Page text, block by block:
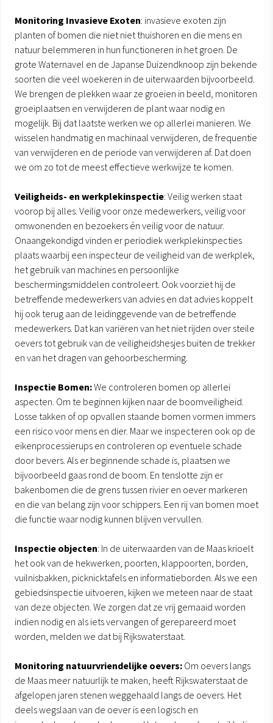
Monitoring Invasieve Exoten: invasieve exoten zijn
planten of bomen die niet niet thuishoren en die mens en
natuur belemmeren in hun functioneren in het groen. De
grote Waternavel en de Japanse Duizendknoop zijn bekende
soorten die veel woekeren in de uiterwaarden bijvoorbeeld.
We brengen de plekken waar ze groeien in beeld, monitoren
groeiplaatsen en verwijderen de plant waar nodig en
mogelijk. Bij dat laatste werken we op allerlei manieren. We
wisselen handmatig en machinaal verwijderen, de frequentie
van verwijderen en de periode van verwijderen af. Dat doen
we om zo tot de meest effectieve werkwijze te komen.
Veiligheids- en werkplekinspectie: Veilig werken staat
voorop bij alles. Veilig voor onze medewerkers, veilig voor
omwonenden en bezoekers én veilig voor de natuur.
Onaangekondigd vinden er periodiek werkplekinspecties
plaats waarbij een inspecteur de veiligheid van de werkplek,
het gebruik van machines en persoonlijke
beschermingsmiddelen controleert. Ook voorziet hij de
betreffende medewerkers van advies en dat advies koppelt
hij ook terug aan de leidinggevende van de betreffende
medewerkers. Dat kan variëren van het niet rijden over steile
oevers tot gebruik van de veiligheidshesjes buiten de trekker
en van het dragen van gehoorbescherming.
Inspectie Bomen:We controleren bomen op allerlei
aspecten. Om te beginnen kijken naar de boomveiligheid.
Losse takken of op opvallen staande bomen vormen immers
een risico voor mens en dier. Maar we inspecteren ook op de
eikenprocessierups en controleren op eventuele schade
door bevers. Als er beginnende schade is, plaatsen we
bijvoorbeeld gaas rond de boom. En tenslotte zijn er
bakenbomen die de grens tussen rivier en oever markeren
en die van belang zijn voor schippers. Een rij van bomen moet
die functie waar nodig kunnen blijven vervullen.
Inspectie objecten: In de uiterwaarden van de Maas krioelt
het ook van de hekwerken, poorten, klappoorten, borden,
vuilnisbakken, picknicktafels en informatieborden. Als we een
gebiedsinspectie uitvoeren, kijken we meteen naar de staat
van deze objecten. We zorgen dat ze vrij gemaaid worden
indien nodig en als iets vervangen of gerepareerd moet
worden, melden we dat bij Rijkswaterstaat.
Monitoring natuurvriendelijke oevers: Om oevers langs
de Maas meer natuurlijk te maken, heeft Rijkswaterstaat de
afgelopen jaren stenen weggehaald langs de oevers. Het
deels wegslaan van de oever is een logisch en